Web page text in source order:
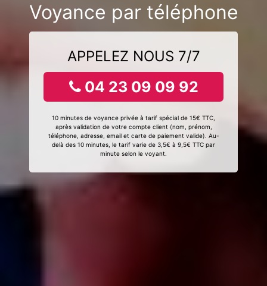
Voyance par téléphone
APPELEZ NOUS 7/7
04 23 09 09 92
10 minutes de voyance privée à tarif spécial de 15€ TTC,
après validation de votre compte client (nom, prénom,
téléphone, adresse, email et carte de paiement valide). Au-
delà des 10 minutes, le tarif varie de 3,5€ à 9,5€ TTC par
minute selon le voyant.